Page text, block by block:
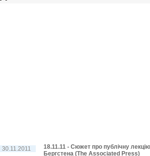
30.11.2011
18.11.11 - Сюжет про публічну
Бергстена (The Associated Press)